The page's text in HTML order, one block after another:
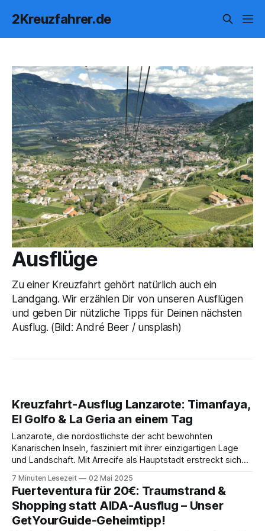
2Kreuzfahrer.de
Ausflüge
Zu einer Kreuzfahrt gehört natürlich auch ein
Landgang. Wir erzählen Dir von unseren Ausflügen
und geben Dir nützliche Tipps für Deinen nächsten
Ausflug. (Bild: André Beer / unsplash)
Kreuzfahrt-Ausflug Lanzarote: Timanfaya,
El Golfo & La Geria an einem Tag
Lanzarote, die nordöstlichste der acht bewohnten
Kanarischen Inseln, fasziniert mit ihrer einzigartigen Lage
und Landschaft. Mit Arrecife als Hauptstadt erstreckt sich
mehr als 161.000 Einwohner. Nur etwa 140 km von der
marokkanischen Küste entfernt und rund 1000 km vom
spanischen Festland,
7 Minuten Lesezeit 02 Mai 2025
Fuerteventura für 20€: Traumstrand &
Shopping statt AIDA-Ausflug – Unser
GetYourGuide-Geheimtipp!